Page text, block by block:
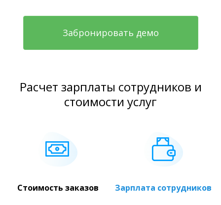
Забронировать демо
Расчет зарплаты сотрудников и
стоимости услуг
Стоимость заказов Зарплата сотрудников